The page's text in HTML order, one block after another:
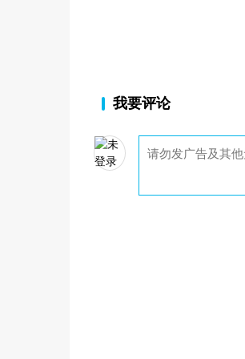
我要评论